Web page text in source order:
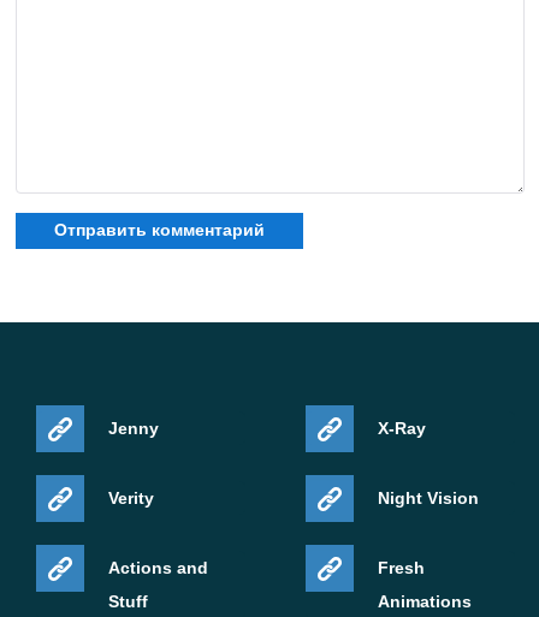
одиночная игра.
Jenny
Verity
Actions and
Stuff
X-Ray
Night Vision
Fresh
Animations